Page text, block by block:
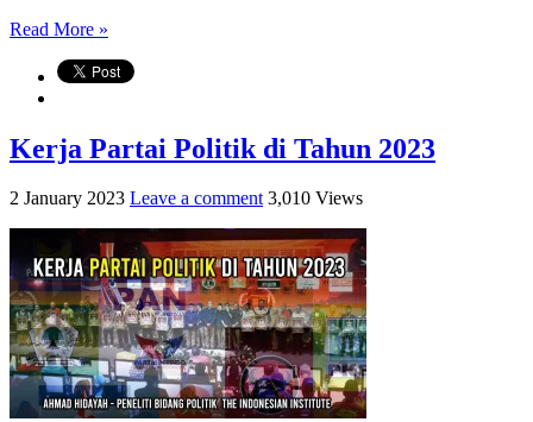
Read More »
Kerja Partai Politik di Tahun 2023
2 January 2023 Leave a comment 3,010 Views